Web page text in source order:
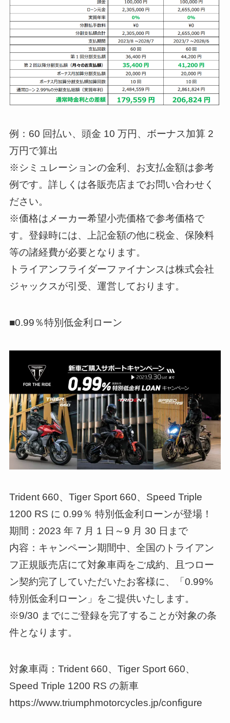
例：60 回払い、頭金 10 万円、ボーナス加算 2
万円で算出
※シミュレーションの金利、お支払金額は参考
例です。詳しくは各販売店までお問い合わせく
ださい。
※価格はメーカー希望小売価格で参考価格で
す。登録時には、上記金額の他に税金、保険料
等の諸経費が必要となります。
トライアンフライダーファイナンスは株式会社
ジャックスが引受、運営しております。
■0.99％特別低金利ローン
Trident 660、Tiger Sport 660、Speed Triple
1200 RS に 0.99％ 特別低金利ローンが登場！
期間：2023 年 7 月 1 日～9 月 30 日まで
内容：キャンペーン期間中、全国のトライアン
フ正規販売店にて対象車両をご成約、且つロー
ン契約完了していただいたお客様に、「0.99%
特別低金利ローン」をご提供いたします。
※9/30 までにご登録を完了することが対象の条
件となります。
対象車両：Trident 660、Tiger Sport 660、
Speed Triple 1200 RS の新車
https://www.triumphmotorcycles.jp/configure